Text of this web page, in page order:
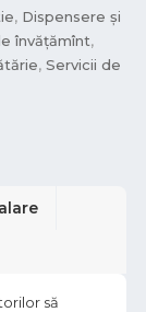
, Dispensere și
învățămînt,
, Servicii de
să